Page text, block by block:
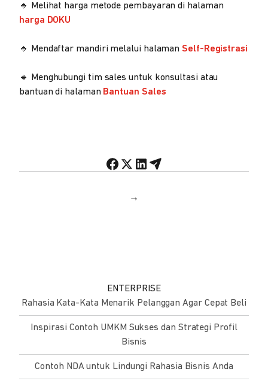
🔹 Melihat harga metode pembayaran di halaman
harga DOKU
🔹 Mendaftar mandiri melalui halaman Self-Registrasi
🔹 Menghubungi tim sales untuk konsultasi atau
bantuan di halaman Bantuan Sales
→
ENTERPRISE
Rahasia Kata-Kata Menarik Pelanggan Agar Cepat Beli
Inspirasi Contoh UMKM Sukses dan Strategi Profil
Bisnis
Contoh NDA untuk Lindungi Rahasia Bisnis Anda